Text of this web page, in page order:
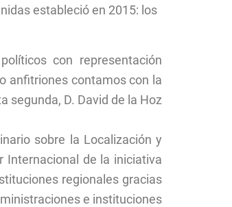
estableció en 2015: los
con representación
anfitriones contamos con la
segunda, D. David de la Hoz
sobre la Localización y
Internacional de la iniciativa
regionales gracias
e instituciones